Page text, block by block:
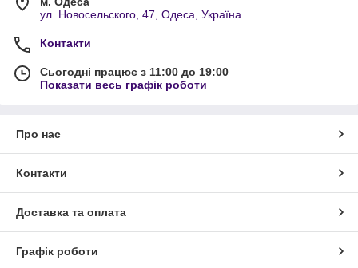
ул. Новосельского, 47, Одеса, Україна
Контакти
Сьогодні працює з 11:00 до 19:00
Показати весь графік роботи
Про нас
Контакти
Доставка та оплата
Графік роботи